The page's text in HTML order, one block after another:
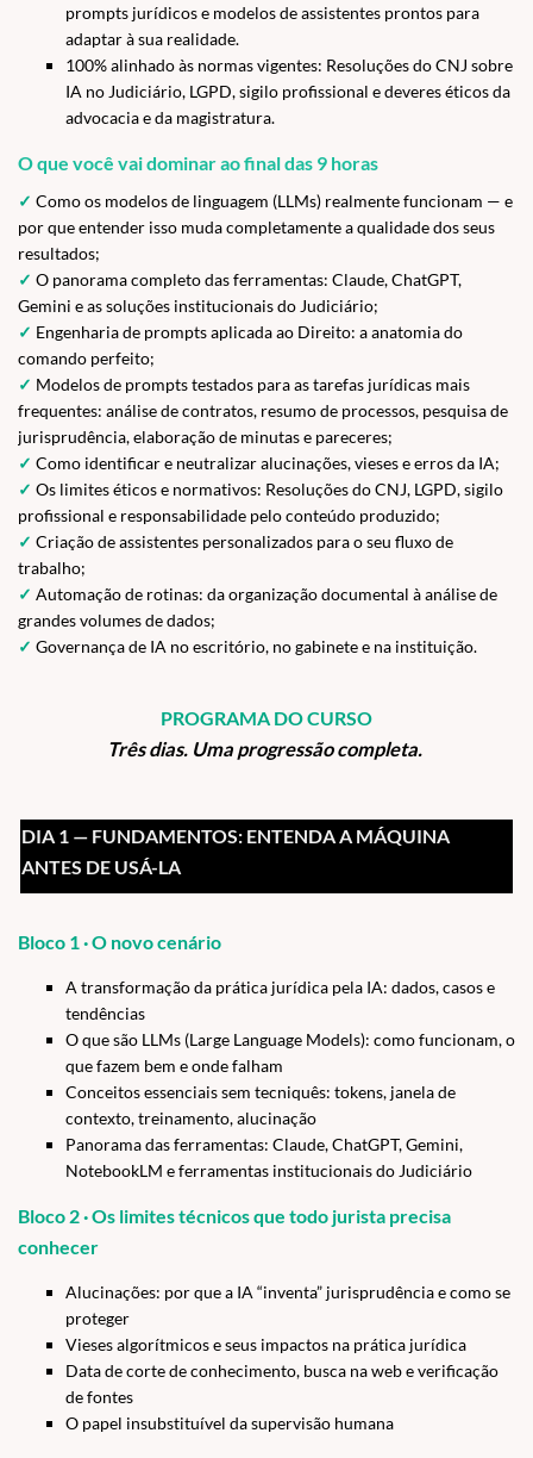
prompts jurídicos e modelos de assistentes prontos para
adaptar à sua realidade.
100% alinhado às normas vigentes: Resoluções do CNJ sobre
IA no Judiciário, LGPD, sigilo profissional e deveres éticos da
advocacia e da magistratura.
O que você vai dominar ao final das 9 horas
✓ Como os modelos de linguagem (LLMs) realmente funcionam — e
por que entender isso muda completamente a qualidade dos seus
resultados;
✓ O panorama completo das ferramentas: Claude, ChatGPT,
Gemini e as soluções institucionais do Judiciário;
✓ Engenharia de prompts aplicada ao Direito: a anatomia do
comando perfeito;
✓ Modelos de prompts testados para as tarefas jurídicas mais
frequentes: análise de contratos, resumo de processos, pesquisa de
jurisprudência, elaboração de minutas e pareceres;
✓ Como identificar e neutralizar alucinações, vieses e erros da IA;
✓ Os limites éticos e normativos: Resoluções do CNJ, LGPD, sigilo
profissional e responsabilidade pelo conteúdo produzido;
✓ Criação de assistentes personalizados para o seu fluxo de
trabalho;
✓ Automação de rotinas: da organização documental à análise de
grandes volumes de dados;
✓ Governança de IA no escritório, no gabinete e na instituição.
PROGRAMA DO CURSO
Três dias. Uma progressão completa.
DIA 1 — FUNDAMENTOS: ENTENDA A MÁQUINA
ANTES DE USÁ-LA
Bloco 1 · O novo cenário
A transformação da prática jurídica pela IA: dados, casos e
tendências
O que são LLMs (Large Language Models): como funcionam, o
que fazem bem e onde falham
Conceitos essenciais sem tecniquês: tokens, janela de
contexto, treinamento, alucinação
Panorama das ferramentas: Claude, ChatGPT, Gemini,
NotebookLM e ferramentas institucionais do Judiciário
Bloco 2 · Os limites técnicos que todo jurista precisa
conhecer
Alucinações: por que a IA “inventa” jurisprudência e como se
proteger
Vieses algorítmicos e seus impactos na prática jurídica
Data de corte de conhecimento, busca na web e verificação
de fontes
O papel insubstituível da supervisão humana